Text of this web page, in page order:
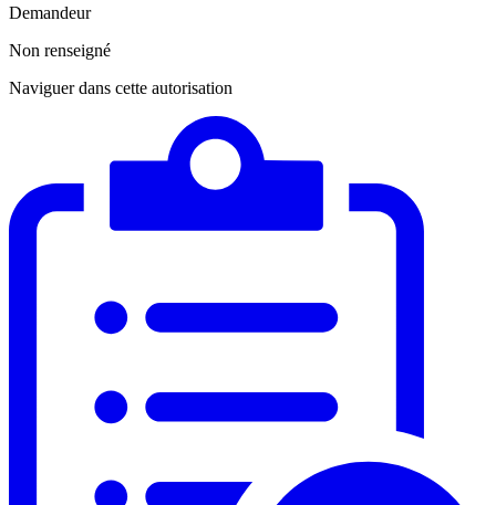
Demandeur
Non renseigné
Naviguer dans cette autorisation